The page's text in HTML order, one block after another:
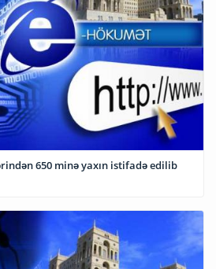
650 minə yaxın istifadə edilib